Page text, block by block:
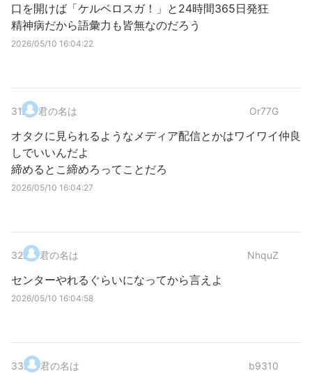
口を開けば「ケルベロスガ！」と24時間365日発狂
精神病だから語彙力も皆無なのだろう
2026/05/10 16:04:22
31. 君の名は Or77G
オタクに見られるようなメディア配信とかはワイワイ仲良
しでいいんだよ
締めるとこ締めろってことだろ
2026/05/10 16:04:27
32. 君の名は NhquZ
センターやれるぐらいになってから言えよ
2026/05/10 16:04:58
33. 君の名は b9310